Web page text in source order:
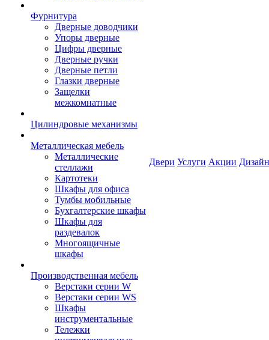
Фурнитура
Дверные доводчики
Упоры дверные
Цифры дверные
Дверные ручки
Дверные петли
Глазки дверные
Защелки
межкомнатные
Цилиндровые механизмы
Металлическая мебель
Металлические
стеллажи
Картотеки
Шкафы для офиса
Тумбы мобильные
Бухгалтерские шкафы
Шкафы для
раздевалок
Многоящичные
шкафы
Производственная мебель
Верстаки серии W
Верстаки серии WS
Шкафы
инструментальные
Тележки
Двери Услуги Акции